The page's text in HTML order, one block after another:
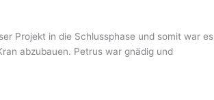
Projekt in die Schlussphase und somit war es
abzubauen. Petrus war gnädig und